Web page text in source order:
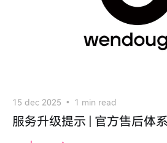
15 dec 2025 1 min read
服务升级提示 | 官方售后体